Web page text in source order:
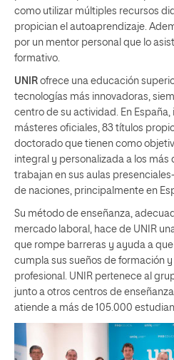
como utilizar múltiples recursos
propician el autoaprendizaje.
por un mentor personal que lo
formativo.
UNIR ofrece una educación
tecnologías más innovadoras,
centro de su actividad. En España,
másteres oficiales, 83 títulos
doctorado que tienen como
integral y personalizada a los
trabajan en sus aulas
de naciones, principalmente en
Su método de enseñanza,
mercado laboral, hace de UNIR
que rompe barreras y ayuda a
cumpla sus sueños de formación
profesional. UNIR pertenece al
junto a otros centros de
atiende a más de 105.000